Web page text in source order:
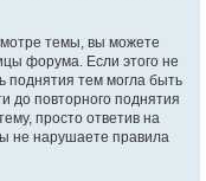
темы, вы можете
форума. Если этого не
поднятия тем могла быть
до повторного поднятия
просто ответив на
не нарушаете правила